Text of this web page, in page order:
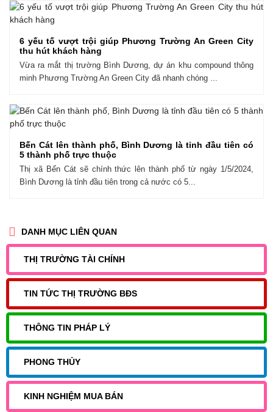
6 yếu tố vượt trội giúp Phương Trường An Green City
thu hút khách hàng
Vừa ra mắt thị trường Bình Dương, dự án khu compound thông
minh Phương Trường An Green City đã nhanh chóng ...
Bến Cát lên thành phố, Bình Dương là tỉnh đầu tiên có
5 thành phố trực thuộc
Thị xã Bến Cát sẽ chính thức lên thành phố từ ngày 1/5/2024,
Bình Dương là tỉnh đầu tiên trong cả nước có 5...
DANH MỤC LIÊN QUAN
THỊ TRƯỜNG TÀI CHÍNH
TIN TỨC THỊ TRƯỜNG BĐS
THÔNG TIN PHÁP LÝ
PHONG THỦY
KINH NGHIỆM MUA BÁN